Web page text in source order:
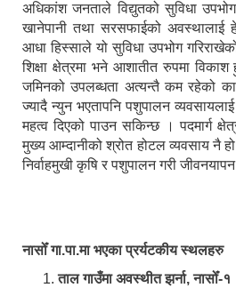
अधिकांश जनताले विद्युतको सुविधा
खानेपानी तथा सरसफाईको अवस्थालाई
आधा हिस्साले यो सुविधा उपभोग
शिक्षा क्षेत्रमा भने आशातीत रुपमा
जमिनको उपलब्धता अत्यन्तै कम रहेको
ज्यादै न्युन भएतापनि पशुपालन
महत्व दिएको पाउन सकिन्छ । पदमार्ग
मुख्य आम्दानीको श्रोत होटल व्यवसाय नै हो
निर्वाहमुखी कृषि र पशुपालन गरी
नासोँ गा.पा.मा भएका प्रर्यटकीय स्थलहरु
ताल गाउँमा अवस्थीत झर्ना, नासोँ-१